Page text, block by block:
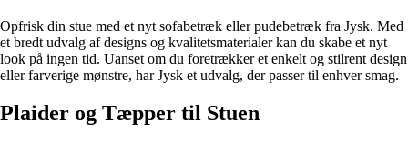
Opfrisk din stue med et nyt sofabetræk eller pudebetræk fra Jysk. Med
et bredt udvalg af designs og kvalitetsmaterialer kan du skabe et nyt
look på ingen tid. Uanset om du foretrækker et enkelt og stilrent design
eller farverige mønstre, har Jysk et udvalg, der passer til enhver smag.
Plaider og Tæpper til Stuen